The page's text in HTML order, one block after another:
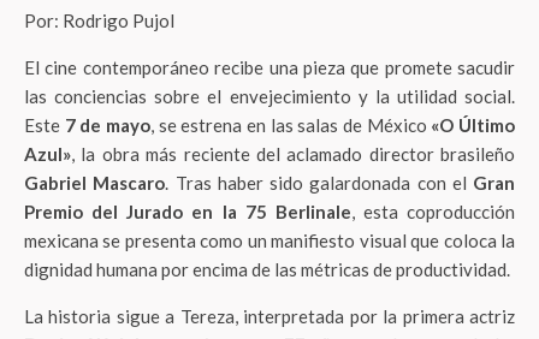
Por: Rodrigo Pujol
El cine contemporáneo recibe una pieza que promete sacudir
las conciencias sobre el envejecimiento y la utilidad social.
Este 7 de mayo, se estrena en las salas de México «O Último
Azul», la obra más reciente del aclamado director brasileño
Gabriel Mascaro. Tras haber sido galardonada con el Gran
Premio del Jurado en la 75 Berlinale, esta coproducción
mexicana se presenta como un manifiesto visual que coloca la
dignidad humana por encima de las métricas de productividad.
La historia sigue a Tereza, interpretada por la primera actriz